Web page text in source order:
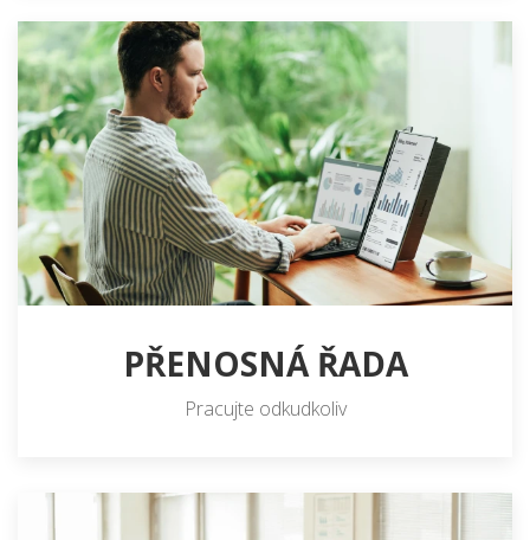
PŘENOSNÁ ŘADA
Pracujte odkudkoliv